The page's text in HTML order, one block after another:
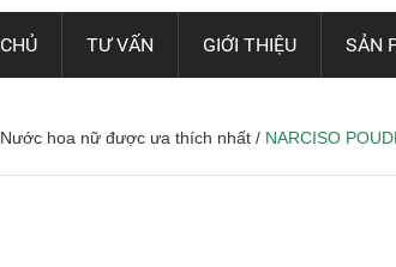
TƯ VẤN GIỚI THIỆU SẢN
Nước hoa nữ được ưa thích nhất / NARCISO